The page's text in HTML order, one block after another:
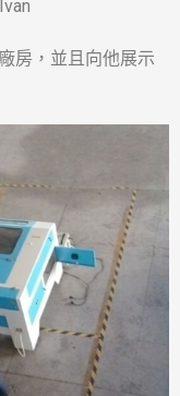
房，並且向他展示